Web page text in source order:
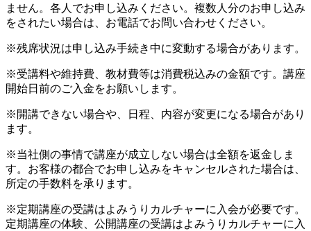
ません。各人でお申し込みください。複数人分のお申し込み
をされたい場合は、お電話でお問い合わせください。
※残席状況は申し込み手続き中に変動する場合があります。
※受講料や維持費、教材費等は消費税込みの金額です。講座
開始日前のご入金をお願いします。
※開講できない場合や、日程、内容が変更になる場合があり
ます。
※当社側の事情で講座が成立しない場合は全額を返金しま
す。お客様の都合でお申し込みをキャンセルされた場合は、
所定の手数料を承ります。
※定期講座の受講はよみうりカルチャーに入会が必要です。
定期講座の体験、公開講座の受講はよみうりカルチャーに入